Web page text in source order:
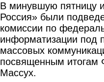
В минувшую пятницу
Россия» были
комиссии по
информатизации под
массовых
посвященным итогам
Массух.